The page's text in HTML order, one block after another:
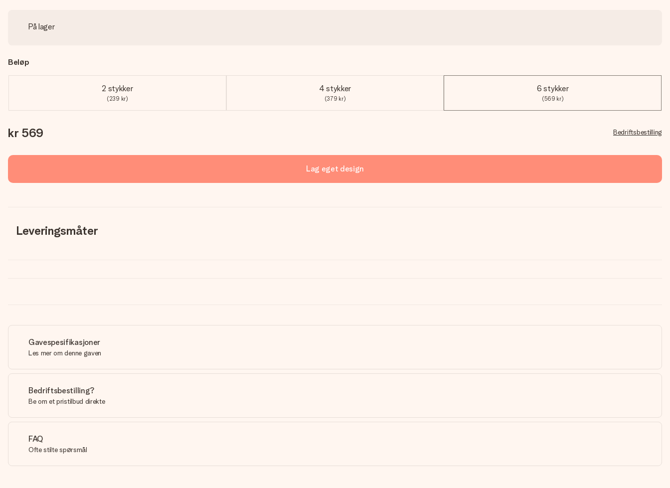
På lager
Beløp
2 stykker
(239 kr)
4 stykker
(379 kr)
6 stykker
(569 kr)
kr 569 Bedriftsbestilling
Lag eget design
Leveringsmåter
Gavespesifikasjoner
Les mer om denne gaven
Bedriftsbestilling?
Be om et pristilbud direkte
FAQ
Ofte stilte spørsmål